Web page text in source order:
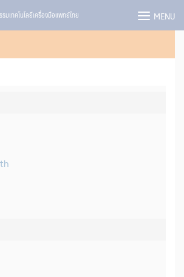
มเทคโนโลยีเครื่องมือแพทย์ไทย MENU